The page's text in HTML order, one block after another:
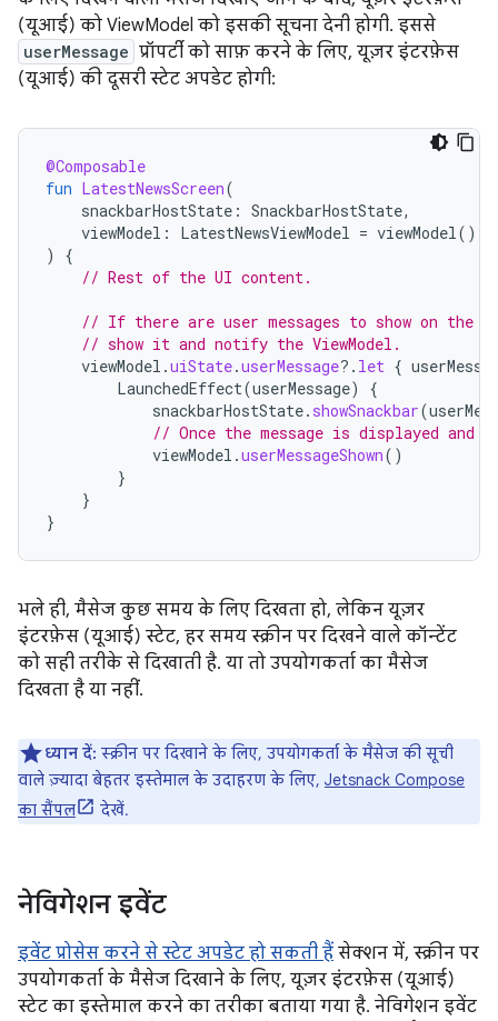
(यूआई) को ViewModel को इसकी सूचना देनी होगी. इससे
userMessage प्रॉपर्टी को साफ़ करने के लिए, यूज़र इंटरफ़ेस
(यूआई) की दूसरी स्टेट अपडेट होगी:
@Composable
fun LatestNewsScreen(
snackbarHostState : SnackbarHostState,
viewModel : LatestNewsViewModel = viewModel(),
)
{
// Rest of the UI content.
// If there are user messages to show on the
// show it and notify the ViewModel.
viewModel .uiState.userMessage?. let {
LaunchedEffect(userMessage)
{
snackbarHostState. showSnackbar(
// Once the message is displayed and
viewModel .userMessageShown()
}
}
}
भले ही, मैसेज कुछ समय के लिए दिखता हो, लेकिन यूज़र
इंटरफ़ेस (यूआई) स्टेट, हर समय स्क्रीन पर दिखने वाले कॉन्टेंट
को सही तरीके से दिखाती है. या तो उपयोगकर्ता का मैसेज
दिखता है या नहीं.
ध्यान दें: स्क्रीन पर दिखाने के लिए, उपयोगकर्ता के मैसेज की सूची
वाले ज़्यादा बेहतर इस्तेमाल के उदाहरण के लिए, Jetsnack Compose
का सैंपल
देखें.
नेविगेशन इवेंट
इवेंट प्रोसेस करने से स्टेट अपडेट हो सकती हैं सेक्शन में, स्क्रीन पर
उपयोगकर्ता के मैसेज दिखाने के लिए, यूज़र इंटरफ़ेस (यूआई)
स्टेट का इस्तेमाल करने का तरीका बताया गया है. नेविगेशन इवेंट